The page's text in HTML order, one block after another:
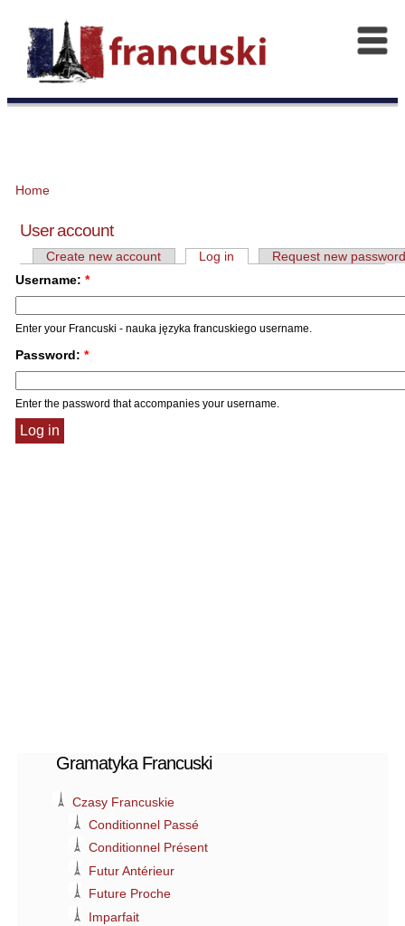
Home
User account
Create new account Log in
Request new
Username: *
Enter your Francuski - nauka języka francuskiego username.
Password: *
Enter the password that accompanies your username.
Gramatyka Francuski
Czasy Francuskie
Conditionnel Passé
Conditionnel Présent
Futur Antérieur
Future Proche
Imparfait